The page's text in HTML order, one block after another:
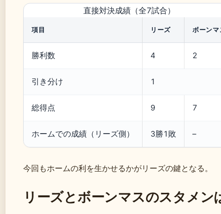
直接対決成績（全7試合）
項目 リーズ ボーンマ
勝利数 4 2
引き分け 1
総得点 9 7
ホームでの成績（リーズ側） 3勝1敗 –
今回もホームの利を生かせるかがリーズの鍵となる。
リーズとボーンマスのスタメン